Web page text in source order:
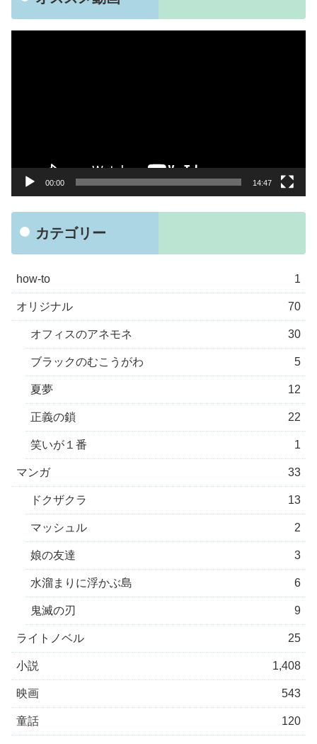
00:00 14:47
カテゴリー
how-to 1
オリジナル 70
オフィスのアネモネ 30
ブラックのむこうがわ 5
夏夢 12
正義の鎖 22
笑いが１番 1
マンガ 33
ドクザクラ 13
マッシュル 2
娘の友達 3
水溜まりに浮かぶ島 6
鬼滅の刃 9
ライトノベル 25
小説 1,408
映画 543
童話 120